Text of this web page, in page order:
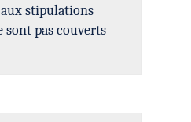
stipulations
pas couverts